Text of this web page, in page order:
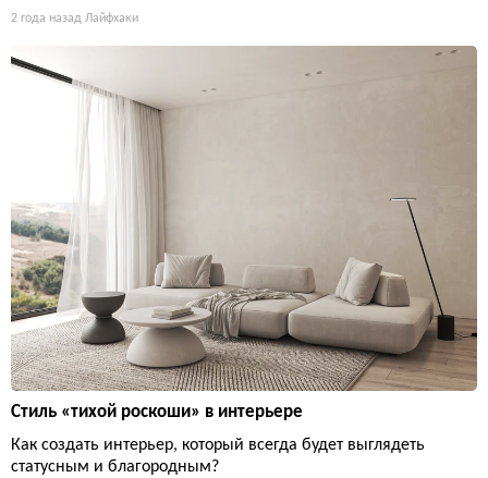
2 года назад Лайфхаки
Стиль «тихой роскоши» в интерьере
Как создать интерьер, который всегда будет выглядеть
статусным и благородным?